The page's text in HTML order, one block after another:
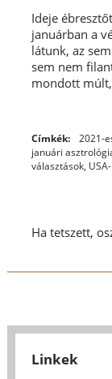
Ideje
januárban a
látunk, az
sem nem
mondott
Címkék: 2021-
januári
választások,
Ha tetszett,
Linkek